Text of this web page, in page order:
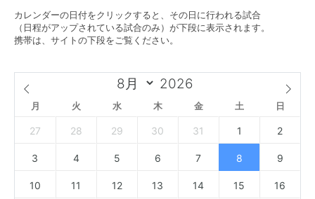
カレンダーの日付をクリックすると、その日に行われる試合
（日程がアップされている試合のみ）が下段に表示されます。
携帯は、サイトの下段をご覧ください。
月 火 水 木 金 土 日
27 28 29 30 31 1 2
3 4 5 6 7 8 9
10 11 12 13 14 15 16